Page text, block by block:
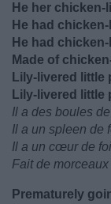
He her chicken-
He had
He had
Made of
Lily-livered little
Lily-livered little
Il a des boules
Il a un spleen de
Il a un cœur de
Fait de
Prematurely